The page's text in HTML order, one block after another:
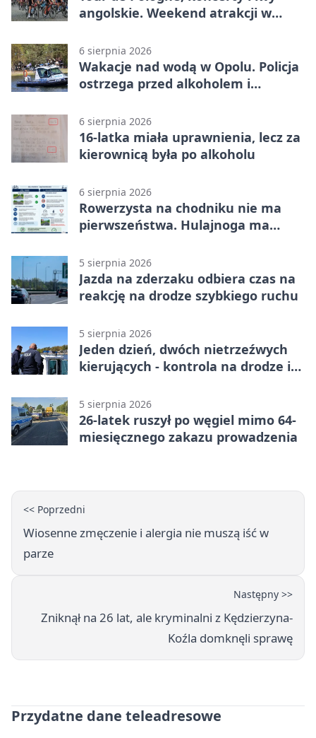
angolskie. Weekend atrakcji w
6 sierpnia 2026
Wakacje nad wodą w Opolu. Policja
ostrzega przed alkoholem i
6 sierpnia 2026
16-latka miała uprawnienia, lecz za
kierownicą była po alkoholu
6 sierpnia 2026
Rowerzysta na chodniku nie ma
pierwszeństwa. Hulajnoga ma
5 sierpnia 2026
Jazda na zderzaku odbiera czas na
reakcję na drodze szybkiego ruchu
5 sierpnia 2026
Jeden dzień, dwóch nietrzeźwych
kierujących - kontrola na drodze i
5 sierpnia 2026
26-latek ruszył po węgiel mimo 64-
miesięcznego zakazu prowadzenia
<< Poprzedni
Wiosenne zmęczenie i alergia nie muszą iść w
parze
Następny >>
Zniknął na 26 lat, ale kryminalni z Kędzierzyna-
Koźla domknęli sprawę
Przydatne dane teleadresowe